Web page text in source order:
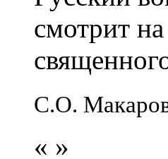
смотрит
С.О.
« »